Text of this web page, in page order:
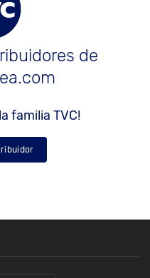
de
familia TVC!